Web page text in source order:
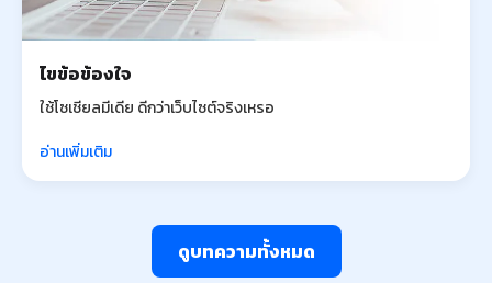
ไขข้อข้องใจ
ใช้โซเชียลมีเดีย ดีกว่าเว็บไซต์จริงเหรอ
อ่านเพิ่มเติม
ดูบทความทั้งหมด